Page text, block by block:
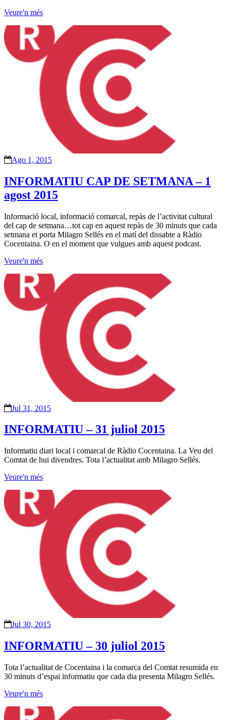
Veure'n més
Ago 1, 2015
INFORMATIU CAP DE SETMANA – 1
agost 2015
Informació local, informació comarcal, repàs de l’activitat cultural
del cap de setmana…tot cap en aquest repàs de 30 minuts que cada
setmana et porta Milagro Sellés en el matí del dissabte a Ràdio
Cocentaina. O en el moment que vulgues amb aquest podcast.
Veure'n més
Jul 31, 2015
INFORMATIU – 31 juliol 2015
Informatiu diari local i comarcal de Ràdio Cocentaina. La Veu del
Comtat de hui divendres. Tota l’actualitat amb Milagro Sellés.
Veure'n més
Jul 30, 2015
INFORMATIU – 30 juliol 2015
Tota l’actualitat de Cocentaina i la comarca del Comtat resumida en
30 minuts d’espai informatiu que cada dia presenta Milagro Sellés.
Veure'n més